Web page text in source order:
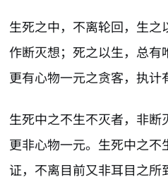
生死之中，不离轮回，生之
作断灭想；死之以生，总有
更有心物一元之贪客，执计
生死中之不生不灭者，非断
更非心物一元。生死中之
证，不离目前又非耳目之所